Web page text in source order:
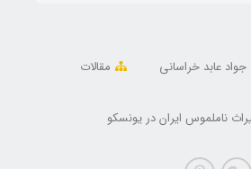
جواد عابد خراسانی
مقالات
ناملموس ایران در یونسکو